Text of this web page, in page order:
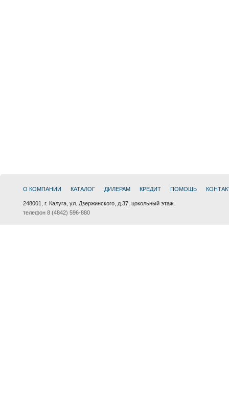
О КОМПАНИИ КАТАЛОГ ДИЛЕРАМ КРЕДИТ ПОМОЩЬ
248001, г. Калуга, ул. Дзержинского, д.37, цокольный этаж.
телефон 8 (4842) 596-880